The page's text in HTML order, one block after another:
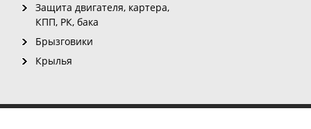
Защита двигателя, картера,
КПП, РК, бака
Брызговики
Крылья